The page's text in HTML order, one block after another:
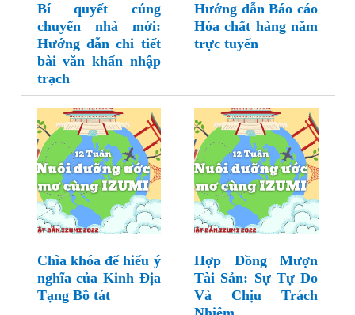
Bí quyết cúng
chuyển nhà mới:
Hướng dẫn chi tiết
bài văn khấn nhập
trạch
Hướng dẫn Báo cáo
Hóa chất hàng năm
trực tuyến
Chìa khóa để hiểu ý
nghĩa của Kinh Địa
Tạng Bồ tát
Hợp Đồng Mượn
Tài Sản: Sự Tự Do
Và Chịu Trách